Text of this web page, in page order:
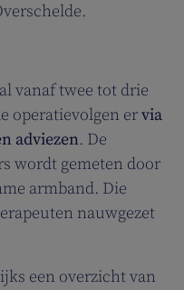
vanaf twee tot drie
operatievolgen ervia
adviezen. De
wordt gemeten door
armband. Die
nauwgezet
een overzicht van